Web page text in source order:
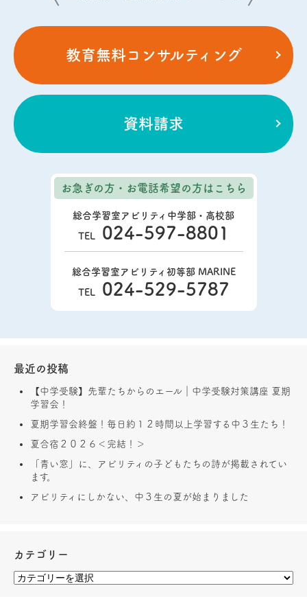
教育無料コンサルティング
資料請求
お急ぎの方・お電話希望の方はこちら
総合学習室アビリティ中学部・高校部
TEL 024-597-8801
総合学習室アビリティ初等部 MARINE
TEL 024-529-5787
最近の投稿
【中学受験】先輩たちからのエール｜中学受験対策講座 夏期
学習会！
夏期学習会終盤！毎日約１２時間以上学習する中３生たち！
夏合宿２０２６＜完結！＞
「青い窓」に、アビリティの子どもたちの詩が掲載されてい
ます。
アビリティにしかない、中３生の夏が始まりました
カテゴリー